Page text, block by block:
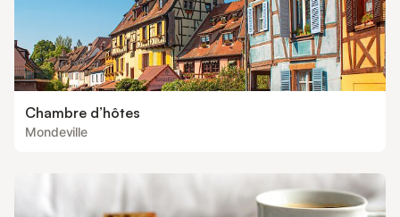
Chambre d’hôtes
Mondeville